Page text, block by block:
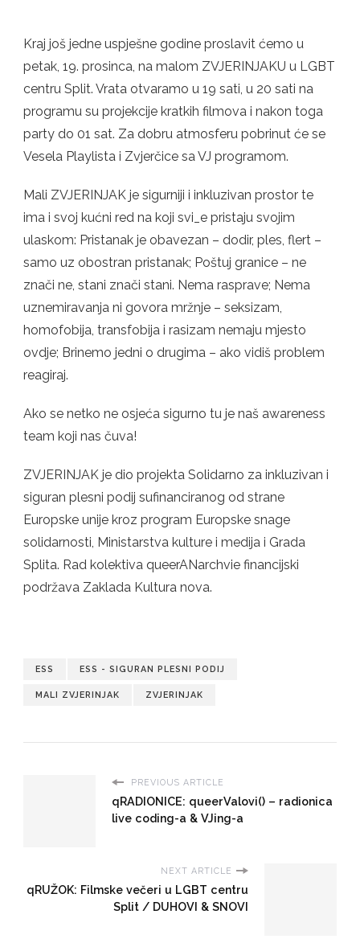
ZAPOČINJU
NA
ZVJERINJAKU
Kraj još jedne uspješne godine proslavit ćemo u
petak, 19. prosinca, na malom ZVJERINJAKU u LGBT
centru Split. Vrata otvaramo u 19 sati, u 20 sati na
programu su projekcije kratkih filmova i nakon toga
party do 01 sat. Za dobru atmosferu pobrinut će se
Vesela Playlista i Zvjerčice sa VJ programom.
Mali ZVJERINJAK je sigurniji i inkluzivan prostor te
ima i svoj kućni red na koji svi_e pristaju svojim
ulaskom: Pristanak je obavezan – dodir, ples, flert –
samo uz obostran pristanak; Poštuj granice – ne
znači ne, stani znači stani. Nema rasprave; Nema
uznemiravanja ni govora mržnje – seksizam,
homofobija, transfobija i rasizam nemaju mjesto
ovdje; Brinemo jedni o drugima – ako vidiš problem
reagiraj.
Ako se netko ne osjeća sigurno tu je naš awareness
team koji nas čuva!
ZVJERINJAK je dio projekta Solidarno za inkluzivan i
siguran plesni podij sufinanciranog od strane
Europske unije kroz program Europske snage
solidarnosti, Ministarstva kulture i medija i Grada
Splita. Rad kolektiva queerANarchvie financijski
podržava Zaklada Kultura nova.
ESS ESS - SIGURAN PLESNI PODIJ
MALI ZVJERINJAK ZVJERINJAK
PREVIOUS ARTICLE
qRADIONICE: queerValovi() – radionica
live coding-a & VJing-a
NEXT ARTICLE
qRUŽOK: Filmske večeri u LGBT centru
Split / DUHOVI & SNOVI